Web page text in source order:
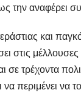
την αναφέρει
και
στις
τρέχοντα
περιμένει να το